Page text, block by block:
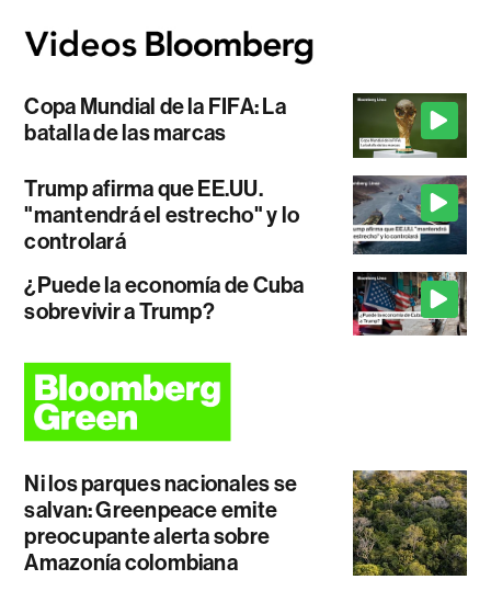
Copa Mundial de la FIFA: La
batalla de las marcas
Trump afirma que EE.UU.
"mantendrá el estrecho" y lo
controlará
¿Puede la economía de Cuba
sobrevivir a Trump?
Ni los parques nacionales se
salvan: Greenpeace emite
preocupante alerta sobre
Amazonía colombiana